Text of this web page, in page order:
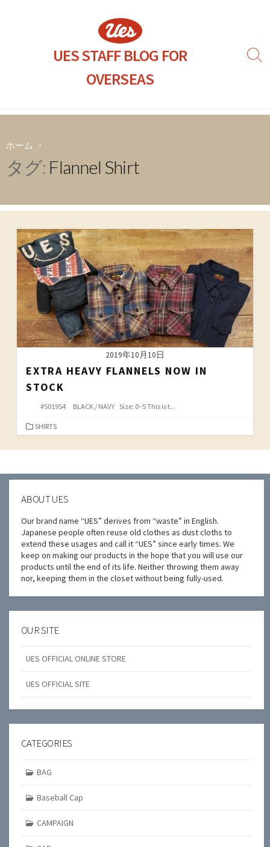
キ
プ
UES STAFF BLOG FOR
OVERSEAS
検
え
ホーム >
タグ: Flannel Shirt
2019年10月10日
EXTRA HEAVY FLANNELS NOW IN
STOCK
#501954 BLACK / NAVY Size: 0~5 This is t...
カ
テ
ゴ
SHIRTS
ABOUT UES
Our brand name “UES” derives from “waste” in English.
Japanese people often reuse old clothes as dust cloths to
extend these usages and call it “UES” since early times. We
keep on making our products in the hope that you will use our
products until the end of its life. Neither throwing them away
nor, keeping them in the closet without being fully-used.
OUR SITE
UES OFFICIAL ONLINE STORE
UES OFFICIAL SITE
CATEGORIES
BAG
Baseball Cap
CAMPAIGN